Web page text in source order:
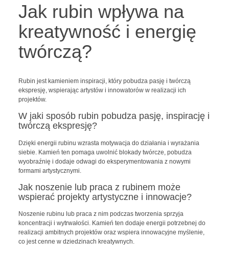
Jak rubin wpływa na
kreatywność i energię
twórczą?
Rubin jest kamieniem inspiracji, który pobudza pasję i twórczą
ekspresję, wspierając artystów i innowatorów w realizacji ich
projektów.
W jaki sposób rubin pobudza pasję, inspirację i
twórczą ekspresję?
Dzięki energii rubinu wzrasta motywacja do działania i wyrażania
siebie. Kamień ten pomaga uwolnić blokady twórcze, pobudza
wyobraźnię i dodaje odwagi do eksperymentowania z nowymi
formami artystycznymi.
Jak noszenie lub praca z rubinem może
wspierać projekty artystyczne i innowacje?
Noszenie rubinu lub praca z nim podczas tworzenia sprzyja
koncentracji i wytrwałości. Kamień ten dodaje energii potrzebnej do
realizacji ambitnych projektów oraz wspiera innowacyjne myślenie,
co jest cenne w dziedzinach kreatywnych.